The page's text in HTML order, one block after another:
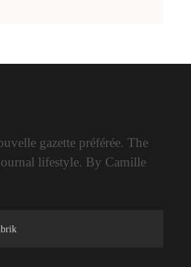
gazette préférée. The
lifestyle. By Camille